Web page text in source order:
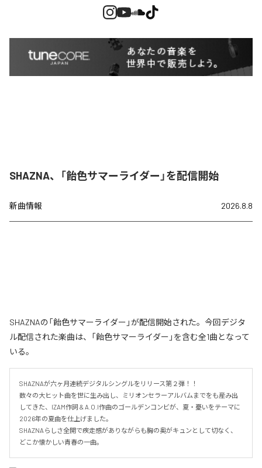
SHAZNA、「飴色サマーライダー」を配信開始
新曲情報 2026.8.8
SHAZNAの「飴色サマーライダー」が配信開始された。今回デジタ
ル配信された楽曲は、「飴色サマーライダー」を含む全1曲となって
いる。
SHAZNAが六ヶ月連続デジタルシングルをリリース第２弾！！
数々の大ヒット曲を世に生み出し、ミリオンセラーアルバムまでをも産み出
してきた、IZAM作詞 & A.O.I作曲のゴールデンコンビが、夏・憂いをテーマに
2026年の夏曲を仕上げました。
SHAZNAらしさ全開で疾走感がありながらも胸の奥がキュンとして切なく、
どこか懐かしい青春の一曲。